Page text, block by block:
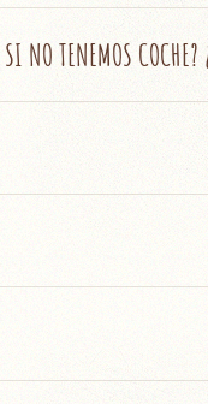
NO TENEMOS